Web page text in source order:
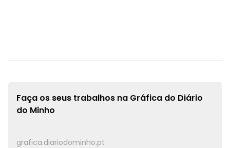
Faça os seus trabalhos na Gráfica do Diário
do Minho
grafica.diariodominho.pt